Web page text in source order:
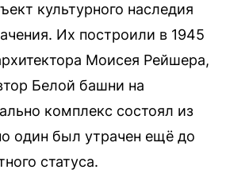
культурного наследия
Их построили в 1945
Моисея Рейшера,
Белой башни на
комплекс состоял из
один был утрачен ещё до
статуса.